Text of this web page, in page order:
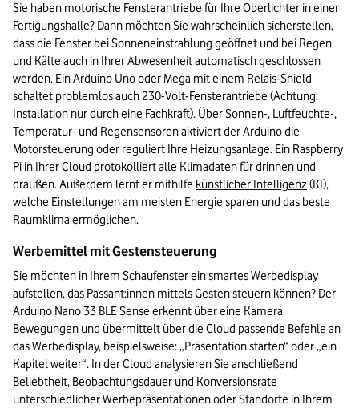
Sie haben motorische Fensterantriebe für Ihre Oberlichter in einer
Fertigungshalle? Dann möchten Sie wahrscheinlich sicherstellen,
dass die Fenster bei Sonneneinstrahlung geöffnet und bei Regen
und Kälte auch in Ihrer Abwesenheit automatisch geschlossen
werden. Ein Arduino Uno oder Mega mit einem Relais-Shield
schaltet problemlos auch 230-Volt-Fensterantriebe (Achtung:
Installation nur durch eine Fachkraft). Über Sonnen-, Luftfeuchte-,
Temperatur- und Regensensoren aktiviert der Arduino die
Motorsteuerung oder reguliert Ihre Heizungsanlage. Ein Raspberry
Pi in Ihrer Cloud protokolliert alle Klimadaten für drinnen und
draußen. Außerdem lernt er mithilfe künstlicher Intelligenz (KI),
welche Einstellungen am meisten Energie sparen und das beste
Raumklima ermöglichen.
Werbemittel mit Gestensteuerung
Sie möchten in Ihrem Schaufenster ein smartes Werbedisplay
aufstellen, das Passant:innen mittels Gesten steuern können? Der
Arduino Nano 33 BLE Sense erkennt über eine Kamera
Bewegungen und übermittelt über die Cloud passende Befehle an
das Werbedisplay, beispielsweise: „Präsentation starten“ oder „ein
Kapitel weiter“. In der Cloud analysieren Sie anschließend
Beliebtheit, Beobachtungsdauer und Konversionsrate
unterschiedlicher Werbepräsentationen oder Standorte in Ihrem